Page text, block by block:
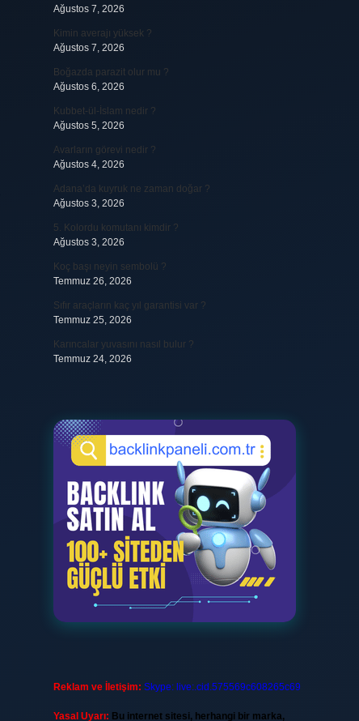
Ağustos 7, 2026
Kimin averajı yüksek ?
Ağustos 7, 2026
Boğazda parazit olur mu ?
Ağustos 6, 2026
Kubbet-ül-İslam nedir ?
Ağustos 5, 2026
Avarların görevi nedir ?
Ağustos 4, 2026
Adana’da kuyruk ne zaman doğar ?
Ağustos 3, 2026
5. Kolordu komutanı kimdir ?
Ağustos 3, 2026
Koç başı neyin sembolü ?
Temmuz 26, 2026
Sıfır araçların kaç yıl garantisi var ?
Temmuz 25, 2026
Karıncalar yuvasını nasıl bulur ?
Temmuz 24, 2026
Reklam ve İletişim: Skype: live:.cid.575569c608265c69
Yasal Uyarı: Bu internet sitesi, herhangi bir marka,